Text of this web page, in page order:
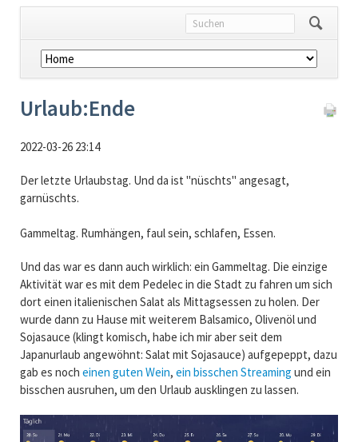
Navigation
überspringen
Urlaub:Ende
2022-03-26 23:14
Der letzte Urlaubstag. Und da ist "nüschts" angesagt,
garnüschts.
Gammeltag. Rumhängen, faul sein, schlafen, Essen.
Und das war es dann auch wirklich: ein Gammeltag. Die einzige
Aktivität war es mit dem Pedelec in die Stadt zu fahren um sich
dort einen italienischen Salat als Mittagsessen zu holen. Der
wurde dann zu Hause mit weiterem Balsamico, Olivenöl und
Sojasauce (klingt komisch, habe ich mir aber seit dem
Japanurlaub angewöhnt: Salat mit Sojasauce) aufgepeppt, dazu
gab es noch einen guten Wein, ein bisschen Streaming und ein
bisschen ausruhen, um den Urlaub ausklingen zu lassen.